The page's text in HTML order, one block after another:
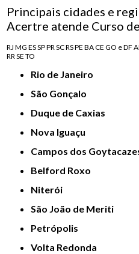
Principais cidades e
Acertre atende Curso
RJ MG ESSPPRSCRSPE BACE GO e DF
RRSE TO
Rio de Janeiro
São Gonçalo
Duque de Caxias
Nova Iguaçu
Campos dos
Belford Roxo
Niterói
São João de Meriti
Petrópolis
Volta Redonda